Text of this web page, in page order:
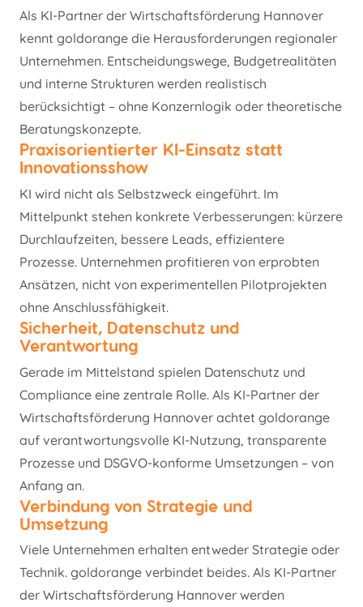
Als KI-Partner der Wirtschaftsförderung Hannover
kennt goldorange die Herausforderungen regionaler
Unternehmen. Entscheidungswege, Budgetrealitäten
und interne Strukturen werden realistisch
berücksichtigt – ohne Konzernlogik oder theoretische
Beratungskonzepte.
Praxisorientierter KI-Einsatz statt
Innovationsshow
KI wird nicht als Selbstzweck eingeführt. Im
Mittelpunkt stehen konkrete Verbesserungen: kürzere
Durchlaufzeiten, bessere Leads, effizientere
Prozesse. Unternehmen profitieren von erprobten
Ansätzen, nicht von experimentellen Pilotprojekten
ohne Anschlussfähigkeit.
Sicherheit, Datenschutz und
Verantwortung
Gerade im Mittelstand spielen Datenschutz und
Compliance eine zentrale Rolle. Als KI-Partner der
Wirtschaftsförderung Hannover achtet goldorange
auf verantwortungsvolle KI-Nutzung, transparente
Prozesse und DSGVO-konforme Umsetzungen – von
Anfang an.
Verbindung von Strategie und
Umsetzung
Viele Unternehmen erhalten entweder Strategie oder
Technik. goldorange verbindet beides. Als KI-Partner
der Wirtschaftsförderung Hannover werden